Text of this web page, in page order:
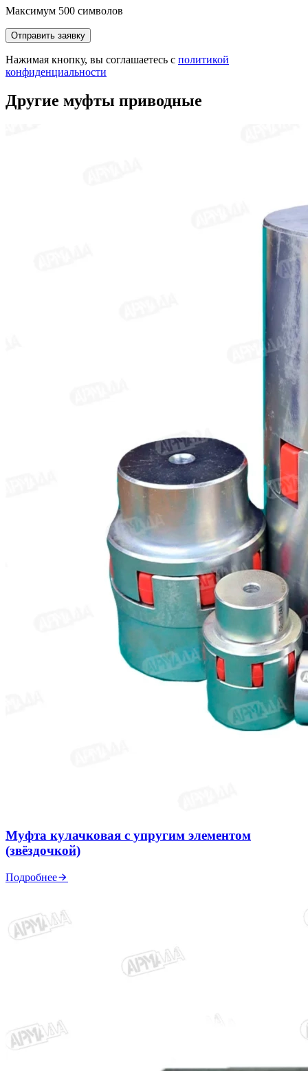
Максимум 500 символов
Отправить заявку
Нажимая кнопку, вы соглашаетесь с политикой
конфиденциальности
Другие муфты приводные
Муфта кулачковая с упругим элементом
(звёздочкой)
Подробнее